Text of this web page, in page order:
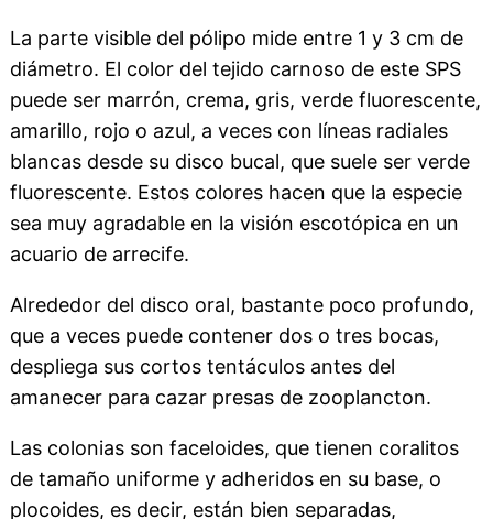
La parte visible del pólipo mide entre 1 y 3 cm de
diámetro. El color del tejido carnoso de este SPS
puede ser marrón, crema, gris, verde fluorescente,
amarillo, rojo o azul, a veces con líneas radiales
blancas desde su disco bucal, que suele ser verde
fluorescente. Estos colores hacen que la especie
sea muy agradable en la visión escotópica en un
acuario de arrecife.
Alrededor del disco oral, bastante poco profundo,
que a veces puede contener dos o tres bocas,
despliega sus cortos tentáculos antes del
amanecer para cazar presas de zooplancton.
Las colonias son faceloides, que tienen coralitos
de tamaño uniforme y adheridos en su base, o
plocoides, es decir, están bien separadas,